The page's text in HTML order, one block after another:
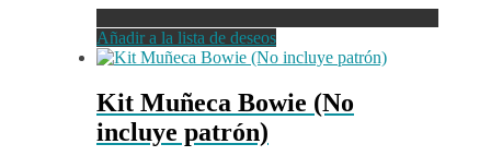
Añadir a la lista de deseos
Kit Muñeca Bowie (No
incluye patrón)